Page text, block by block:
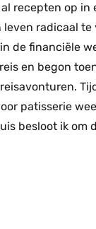
recepten op in
radicaal te
de financiële
en begon
patisserie
besloot ik om